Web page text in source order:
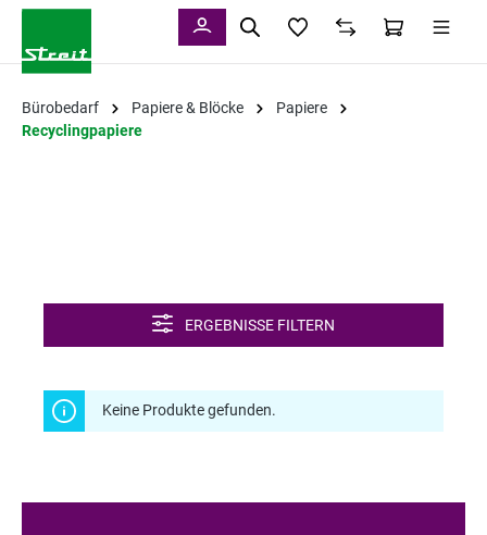
Bürobedarf Papiere & Blöcke
Papiere
Recyclingpapiere
ERGEBNISSE FILTERN
Keine Produkte gefunden.